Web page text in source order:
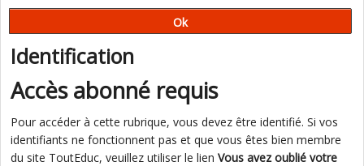
Identification
Accès abonné requis
Pour accéder à cette rubrique, vous devez être identifié. Si vos
identifiants ne fonctionnent pas et que vous êtes bien membre
du site ToutEduc, veuillez utiliser le lien Vous avez oublié votre